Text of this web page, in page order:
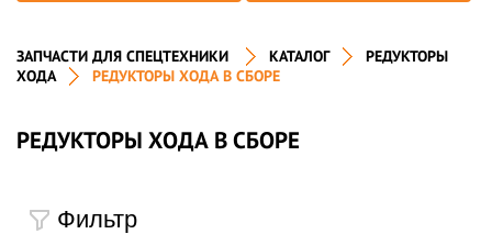
ЗАПЧАСТИ ДЛЯ СПЕЦТЕХНИКИ КАТАЛОГ
РЕДУКТОРЫ
ХОДА
РЕДУКТОРЫ ХОДА В СБОРЕ
РЕДУКТОРЫ ХОДА В СБОРЕ
Фильтр